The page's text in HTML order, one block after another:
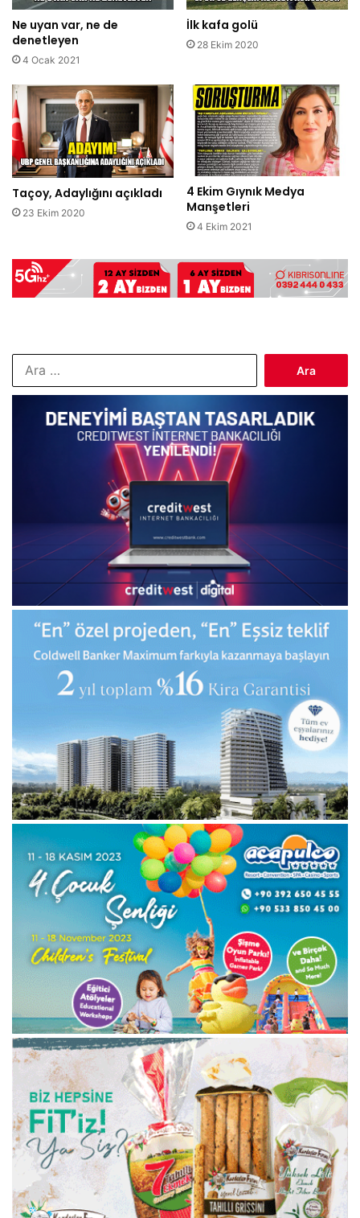
Ne uyan var, ne de
denetleyen
4 Ocak 2021
İlk kafa golü
28 Ekim 2020
Taçoy, Adaylığını açıkladı
23 Ekim 2020
4 Ekim Gıynık Medya
Manşetleri
4 Ekim 2021